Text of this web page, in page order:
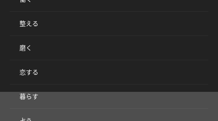
整える
磨く
恋する
暮らす